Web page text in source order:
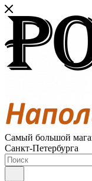
Самый большой
Санкт-Петербурга